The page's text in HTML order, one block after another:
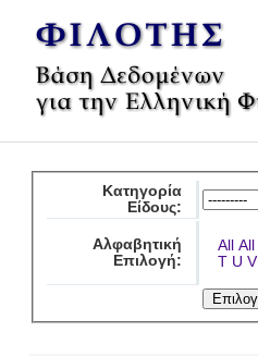
Κατηγορία
Είδους:
Αλφαβητική
Επιλογή:
All All
T U V